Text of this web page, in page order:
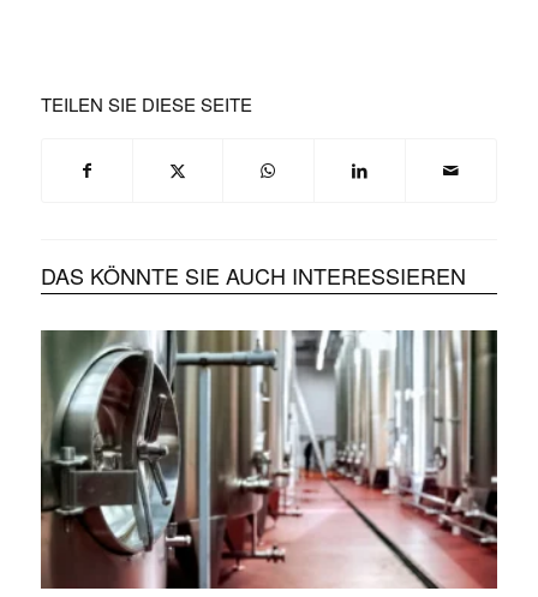
TEILEN SIE DIESE SEITE
DAS KÖNNTE SIE AUCH INTERESSIEREN